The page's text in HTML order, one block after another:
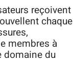
reçoivent
chaque
membres à
domaine du